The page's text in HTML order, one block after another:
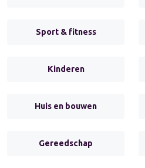
Sport & fitness
Kinderen
Huis en bouwen
Gereedschap